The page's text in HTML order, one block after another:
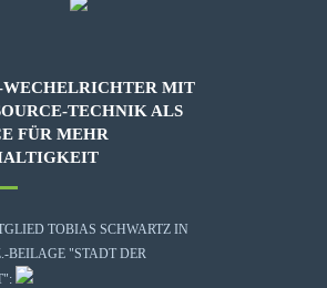
WECHELRICHTER MIT
TECHNIK ALS
FÜR MEHR
TOBIAS SCHWARTZ IN
BEILAGE "STADT DER